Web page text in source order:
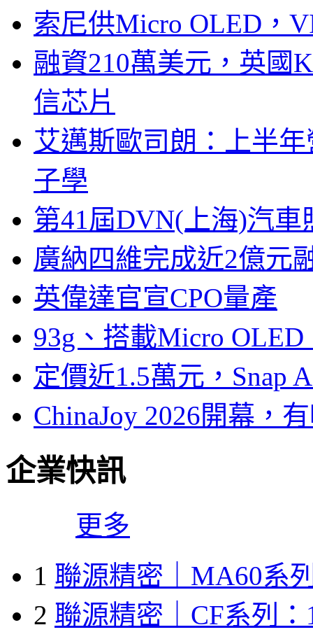
索尼供Micro OLED，
融資210萬美元，英國
信芯片
艾邁斯歐司朗：上半
子學
第41屆DVN(上海)汽
廣納四維完成近2億元
英偉達官宣CPO量產
93g、搭載Micro
定價近1.5萬元，Snap
ChinaJoy 2026開幕，
企業快訊
更多
1 聯源精密｜MA60系
2 聯源精密｜CF系列：